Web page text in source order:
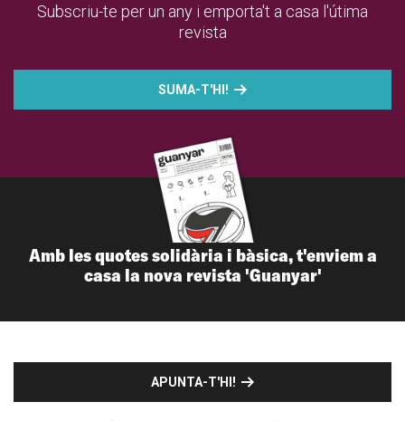
Subscriu-te per un any i emporta't a casa l'útima
revista
SUMA-T'HI!
Amb les quotes solidària i bàsica, t'enviem a
casa la nova revista 'Guanyar'
APUNTA-T'HI!